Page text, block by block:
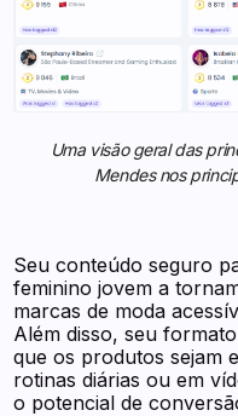
Uma visão geral das
Mendes nos
Seu conteúdo seguro
feminino jovem a
marcas de moda
Além disso, seu
que os produtos sejam
rotinas diárias ou em
o potencial de